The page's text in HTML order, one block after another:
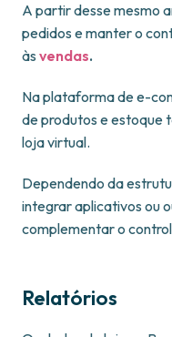
A partir desse mesmo
pedidos e manter o
às vendas.
Na plataforma de e-
de produtos e estoque
loja virtual.
Dependendo da
integrar aplicativos ou
complementar o
Relatórios